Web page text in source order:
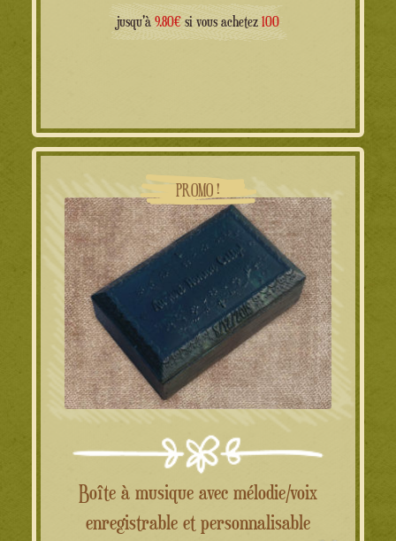
prix
25.00€.
prix
22.00€.
jusqu'à 9.80€ si vous achetez 100
PROMO !
Boîte à musique avec mélodie/voix
enregistrable et personnalisable